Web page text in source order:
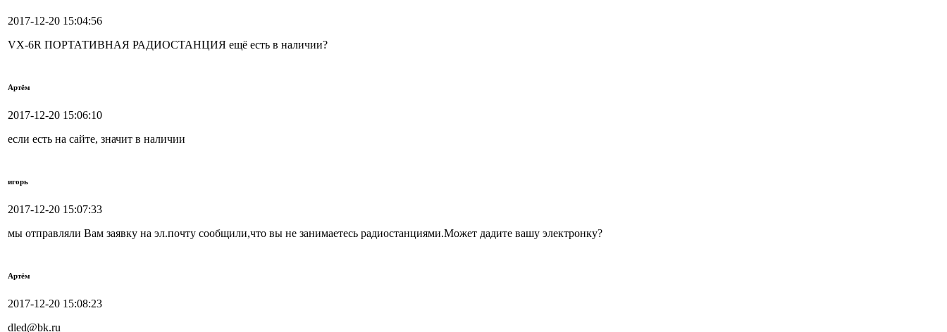
2017-12-20 15:04:56
VX-6R ПОРТАТИВНАЯ РАДИОСТАНЦИЯ ещё есть в наличии?
Артём
2017-12-20 15:06:10
если есть на сайте, значит в наличии
игорь
2017-12-20 15:07:33
мы отправляли Вам заявку на эл.почту сообщили,что вы не занимаетесь радиостанциями.Может дадите вашу электронку?
Артём
2017-12-20 15:08:23
dled@bk.ru